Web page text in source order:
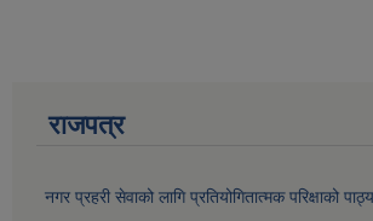
राजपत्र
नगर प्रहरी सेवाको लागि प्रतियोगितात्मक परिक्षाको